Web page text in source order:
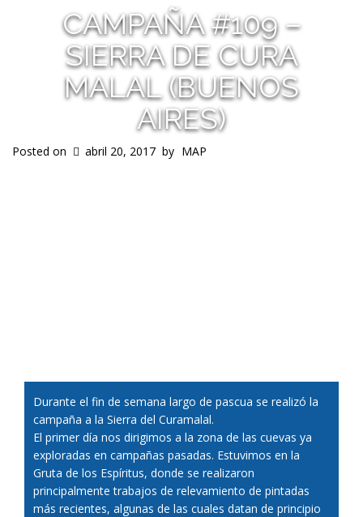
CAMPAÑA #109 –
SIERRA DE CURA
MALAL (BUENOS
AIRES)
Posted on abril 20, 2017 by MAP
Durante el fin de semana largo de pascua se realizó la
campaña a la Sierra del Curamalal.
El primer día nos dirigimos a la zona de las cuevas ya
exploradas en campañas pasadas. Estuvimos en la
Gruta de los Espíritus, donde se realizaron
principalmente trabajos de relevamiento de pintadas
más recientes, algunas de las cuales datan de principio